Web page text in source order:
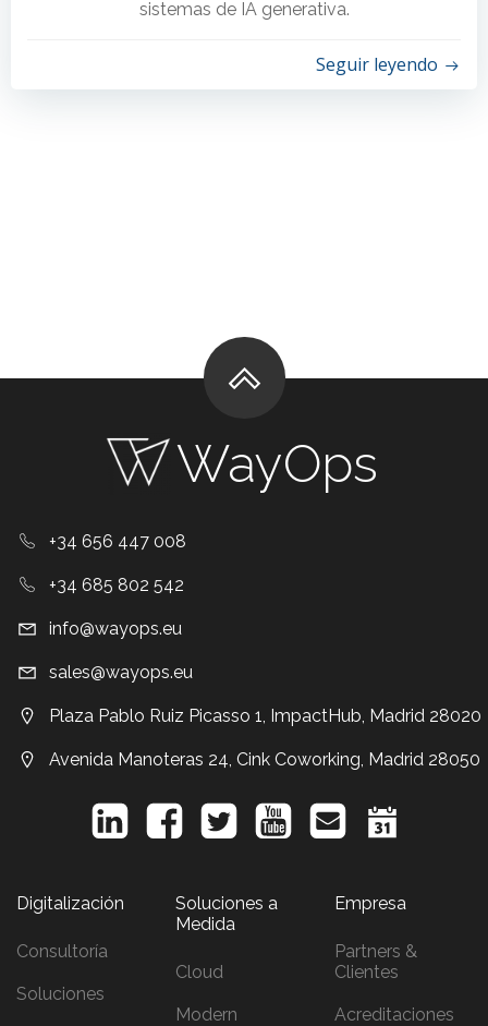
sistemas de IA generativa.
Seguir leyendo
WayOps
+34 656 447 008
+34 685 802 542
info@wayops.eu
sales@wayops.eu
Plaza Pablo Ruiz Picasso 1, ImpactHub, Madrid 28020
Avenida Manoteras 24, Cink Coworking, Madrid 28050
Digitalización
Consultoría
Soluciones
Soluciones a
Medida
Cloud
Modern
Empresa
Partners &
Clientes
Acreditaciones